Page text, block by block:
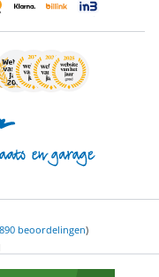
beoordelingen)